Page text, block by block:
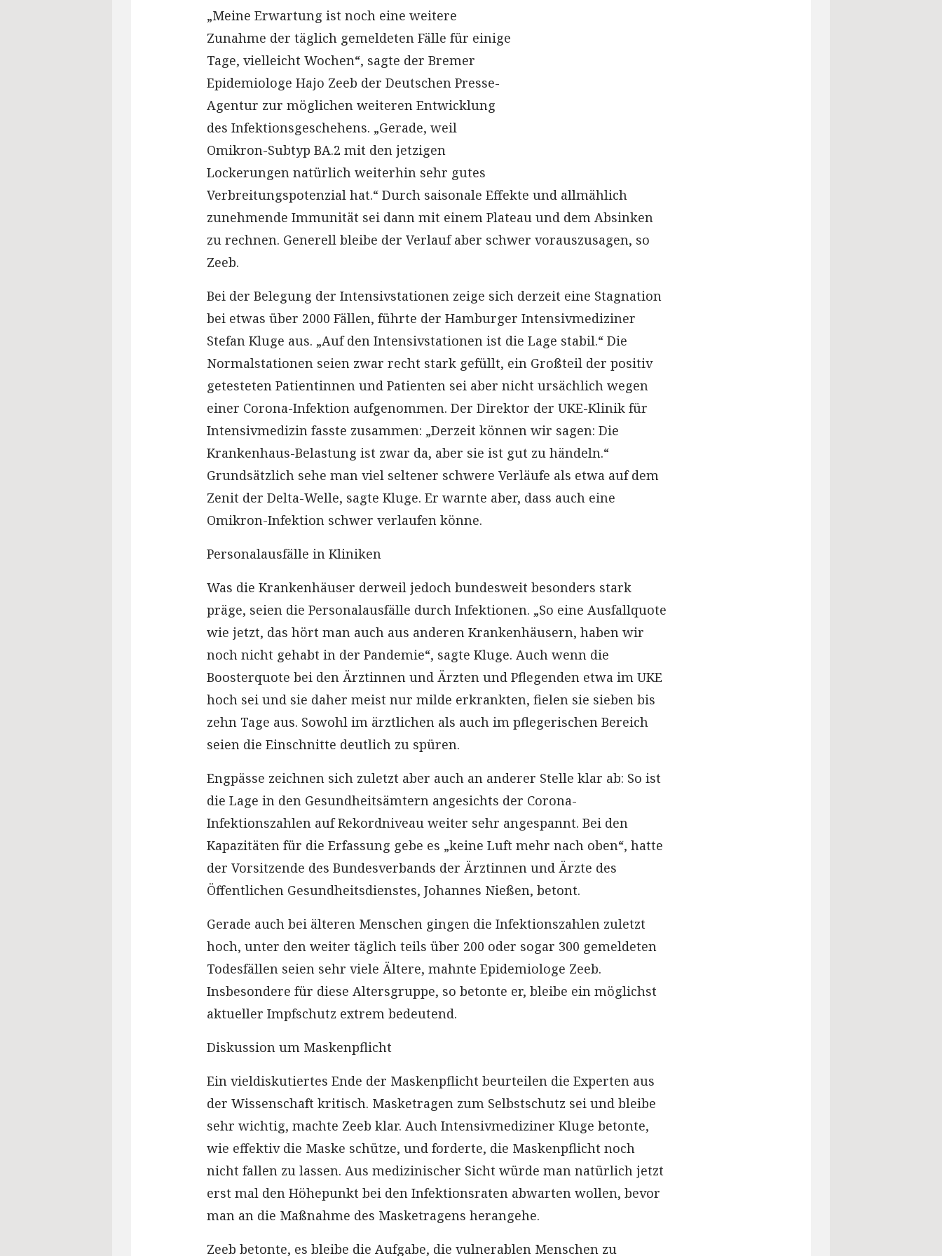
„Meine Erwartung ist noch eine weitere
Zunahme der täglich gemeldeten Fälle für einige
Tage, vielleicht Wochen“, sagte der Bremer
Epidemiologe Hajo Zeeb der Deutschen Presse-
Agentur zur möglichen weiteren Entwicklung
des Infektionsgeschehens. „Gerade, weil
Omikron-Subtyp BA.2 mit den jetzigen
Lockerungen natürlich weiterhin sehr gutes
Verbreitungspotenzial hat.“ Durch saisonale Effekte und allmählich
zunehmende Immunität sei dann mit einem Plateau und dem Absinken
zu rechnen. Generell bleibe der Verlauf aber schwer vorauszusagen, so
Zeeb.
Bei der Belegung der Intensivstationen zeige sich derzeit eine Stagnation
bei etwas über 2000 Fällen, führte der Hamburger Intensivmediziner
Stefan Kluge aus. „Auf den Intensivstationen ist die Lage stabil.“ Die
Normalstationen seien zwar recht stark gefüllt, ein Großteil der positiv
getesteten Patientinnen und Patienten sei aber nicht ursächlich wegen
einer Corona-Infektion aufgenommen. Der Direktor der UKE-Klinik für
Intensivmedizin fasste zusammen: „Derzeit können wir sagen: Die
Krankenhaus-Belastung ist zwar da, aber sie ist gut zu händeln.“
Grundsätzlich sehe man viel seltener schwere Verläufe als etwa auf dem
Zenit der Delta-Welle, sagte Kluge. Er warnte aber, dass auch eine
Omikron-Infektion schwer verlaufen könne.
Personalausfälle in Kliniken
Was die Krankenhäuser derweil jedoch bundesweit besonders stark
präge, seien die Personalausfälle durch Infektionen. „So eine Ausfallquote
wie jetzt, das hört man auch aus anderen Krankenhäusern, haben wir
noch nicht gehabt in der Pandemie“, sagte Kluge. Auch wenn die
Boosterquote bei den Ärztinnen und Ärzten und Pflegenden etwa im UKE
hoch sei und sie daher meist nur milde erkrankten, fielen sie sieben bis
zehn Tage aus. Sowohl im ärztlichen als auch im pflegerischen Bereich
seien die Einschnitte deutlich zu spüren.
Engpässe zeichnen sich zuletzt aber auch an anderer Stelle klar ab: So ist
die Lage in den Gesundheitsämtern angesichts der Corona-
Infektionszahlen auf Rekordniveau weiter sehr angespannt. Bei den
Kapazitäten für die Erfassung gebe es „keine Luft mehr nach oben“, hatte
der Vorsitzende des Bundesverbands der Ärztinnen und Ärzte des
Öffentlichen Gesundheitsdienstes, Johannes Nießen, betont.
Gerade auch bei älteren Menschen gingen die Infektionszahlen zuletzt
hoch, unter den weiter täglich teils über 200 oder sogar 300 gemeldeten
Todesfällen seien sehr viele Ältere, mahnte Epidemiologe Zeeb.
Insbesondere für diese Altersgruppe, so betonte er, bleibe ein möglichst
aktueller Impfschutz extrem bedeutend.
Diskussion um Maskenpflicht
Ein vieldiskutiertes Ende der Maskenpflicht beurteilen die Experten aus
der Wissenschaft kritisch. Masketragen zum Selbstschutz sei und bleibe
sehr wichtig, machte Zeeb klar. Auch Intensivmediziner Kluge betonte,
wie effektiv die Maske schütze, und forderte, die Maskenpflicht noch
nicht fallen zu lassen. Aus medizinischer Sicht würde man natürlich jetzt
erst mal den Höhepunkt bei den Infektionsraten abwarten wollen, bevor
man an die Maßnahme des Masketragens herangehe.
Zeeb betonte, es bleibe die Aufgabe, die vulnerablen Menschen zu